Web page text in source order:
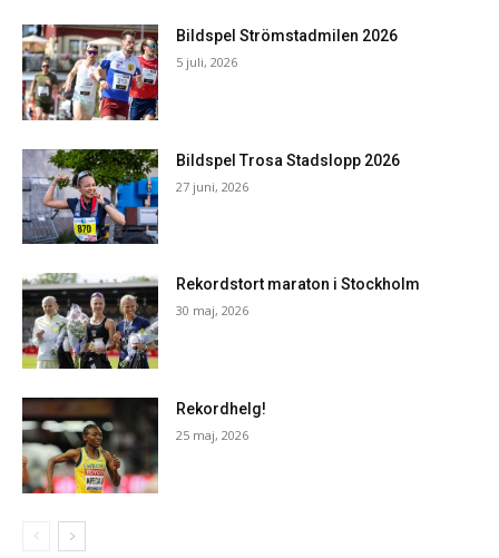
Bildspel Strömstadmilen 2026
5 juli, 2026
Bildspel Trosa Stadslopp 2026
27 juni, 2026
Rekordstort maraton i Stockholm
30 maj, 2026
Rekordhelg!
25 maj, 2026